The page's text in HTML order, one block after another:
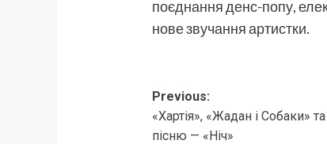
поєднання денс-попу,
нове звучання артистки.
Post
navigation
Previous:
«Хартія», «Жадан і Собаки»
пісню — «Ніч»